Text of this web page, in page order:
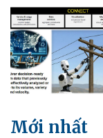
Mới nhất